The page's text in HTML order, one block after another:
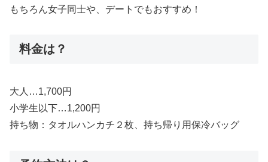
もちろん女子同士や、デートでもおすすめ！
料金は？
大人…1,700円
小学生以下…1,200円
持ち物：タオルハンカチ２枚、持ち帰り用保冷バッグ